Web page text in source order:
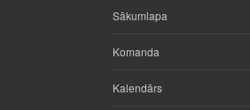
Sākumlapa
Komanda
Kalendārs